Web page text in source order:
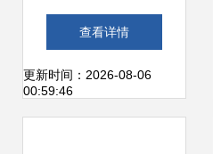
在物联网领域的推
动作用与知名厂商
查看详情
更新时间：2026-08-06
00:59:46